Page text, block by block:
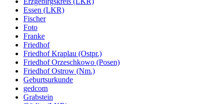
Essen (LKR)
Fischer
Foto
Franke
Friedhof
Friedhof Kraplau (Ostpr.)
Friedhof Orzeschkowo (Posen)
Friedhof Ostrow (Nm.)
Geburtsurkunde
gedcom
Grabstein